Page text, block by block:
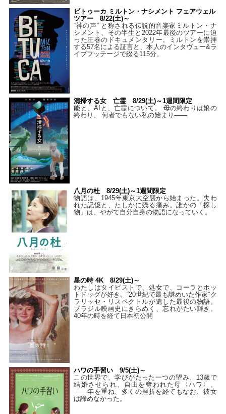
ビトゥーカ ミルトン・ナシメント フェアウェル
ツアー 8/22(土)～
“神の声” と称される伝説的音楽家ミルトン・ナ
シメント、その半生と2022年最後のツアーに迫
った圧巻のドキュメンタリー。ミルトンを崇拝
する57名による証言と、本人のインタヴュー&ラ
イブフッテージで綴る115分。
清掃する女 亡霊 8/29(土)～1週間限定
能と、AIと、亡霊について。 母の終わりは娘の
終わり、 何者でもない私の始まり――
八月の杜 8/29(土)～1週間限定
物語は、1945年東京大空襲から始まった。失わ
れた記憶と、たしかに残る痛み。誰かの「探し
物」は、やがて自分自身の物語になっていく。
星の時 4K 8/29(土)～
わたしはタイピストで、処⼥で、コーラとホッ
トドッグが好き。“20世紀で最も謎めいた作家”ク
ラリッセ・リスペクトルが遺した最後の物語。
ブラジル映画史にきらめく、忘れがたい輝き。
40年の時を経て⽇本初公開
ハワの手習い 9/5(土)～
この世界で、学びがたった一つの望み。13歳で
結婚させられ、自由を奪われた母〈ハワ〉。
——年を重ね、多くの挫折を経てもなお、彼女
は諦めなかった。